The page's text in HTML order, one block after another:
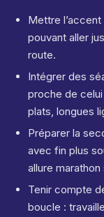
Mettre
pouvant aller
route.
Intégrer des
proche de
plats, longues
Préparer la
avec fin plus
allure
Tenir compte
boucle :